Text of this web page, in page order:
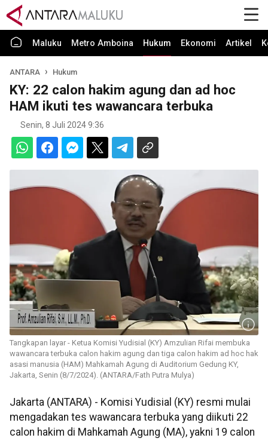
Maluku Metro Amboina Hukum Ekonomi Artikel
ANTARA Hukum
KY: 22 calon hakim agung dan ad hoc
HAM ikuti tes wawancara terbuka
Senin, 8 Juli 2024 9:36
Tangkapan layar - Ketua Komisi Yudisial (KY) Amzulian Rifai membuka
wawancara terbuka calon hakim agung dan tiga calon hakim ad hoc hak
asasi manusia (HAM) Mahkamah Agung di Auditorium Gedung KY,
Jakarta, Senin (8/7/2024). (ANTARA/Fath Putra Mulya)
Jakarta (ANTARA) - Komisi Yudisial (KY) resmi mulai
mengadakan tes wawancara terbuka yang diikuti 22
calon hakim di Mahkamah Agung (MA), yakni 19 calon